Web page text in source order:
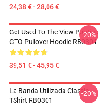
24,38 € - 28,06 €
Get Used To The View Pontiac
GTO Pullover Hoodie RB0301
39,51 € - 45,95 €
-20%
La Banda Utilizada Classic
TShirt RB0301
-20%